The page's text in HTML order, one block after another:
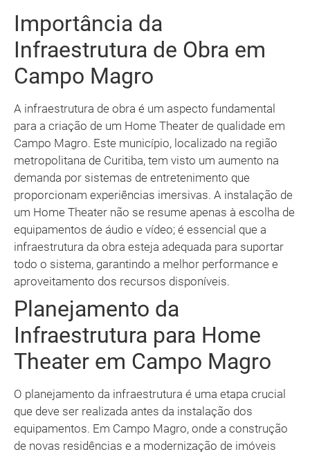
Importância da
Infraestrutura de Obra em
Campo Magro
A infraestrutura de obra é um aspecto fundamental
para a criação de um Home Theater de qualidade em
Campo Magro. Este município, localizado na região
metropolitana de Curitiba, tem visto um aumento na
demanda por sistemas de entretenimento que
proporcionam experiências imersivas. A instalação de
um Home Theater não se resume apenas à escolha de
equipamentos de áudio e vídeo; é essencial que a
infraestrutura da obra esteja adequada para suportar
todo o sistema, garantindo a melhor performance e
aproveitamento dos recursos disponíveis.
Planejamento da
Infraestrutura para Home
Theater em Campo Magro
O planejamento da infraestrutura é uma etapa crucial
que deve ser realizada antes da instalação dos
equipamentos. Em Campo Magro, onde a construção
de novas residências e a modernização de imóveis